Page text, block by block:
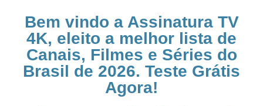
Bem vindo a Assinatura TV
4K, eleito a melhor lista de
Canais, Filmes e Séries do
Brasil de 2026. Teste Grátis
Agora!